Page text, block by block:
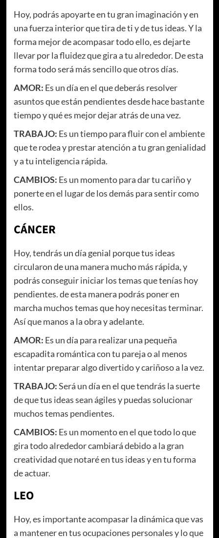
Hoy, podrás apoyarte en tu gran imaginación y en
una fuerza interior que tira de ti y de tus ideas. Y la
forma mejor de acompasar todo ello, es dejarte
llevar por la fluidez que gira a tu alrededor. De esta
forma todo será más sencillo que otros días.
AMOR: Es un día en el que deberás resolver
asuntos que están pendientes desde hace bastante
tiempo y qué es mejor dejar atrás de una vez.
TRABAJO: Es un tiempo para fluir con el ambiente
que te rodea y prestar atención a tu gran genialidad
y a tu inteligencia rápida.
CAMBIOS: Es un momento para dar tu cariño y
ponerte en el lugar de los demás para sentir como
ellos.
CÁNCER
Hoy, tendrás un día genial porque tus ideas
circularon de una manera mucho más rápida, y
podrás conseguir iniciar los temas que tenías hoy
pendientes. de esta manera podrás poner en
marcha muchos temas que hoy necesitas terminar.
Así que manos a la obra y adelante.
AMOR: Es un día para realizar una pequeña
escapadita romántica con tu pareja o al menos
intentar preparar algo divertido y cariñoso a la vez.
TRABAJO:Será un día en el que tendrás la suerte
de que tus ideas sean ágiles y puedas solucionar
muchos temas pendientes.
CAMBIOS: Es un momento en el que todo lo que
gira todo alrededor cambiará debido a la gran
creatividad que notaré en tus ideas y en tu forma
de actuar.
LEO
Hoy, es importante acompasar la dinámica que vas
a mantener en tus ocupaciones personales y lo que